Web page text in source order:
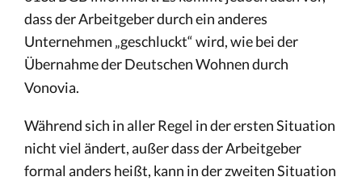
dass der Arbeitgeber durch ein anderes
Unternehmen „geschluckt“ wird, wie bei der
Übernahme der Deutschen Wohnen durch
Vonovia.
Während sich in aller Regel in der ersten Situation
nicht viel ändert, außer dass der Arbeitgeber
formal anders heißt, kann in der zweiten Situation